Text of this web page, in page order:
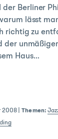
der Berliner
lässt
richtig zu
der
Haus…
2008|Themen: